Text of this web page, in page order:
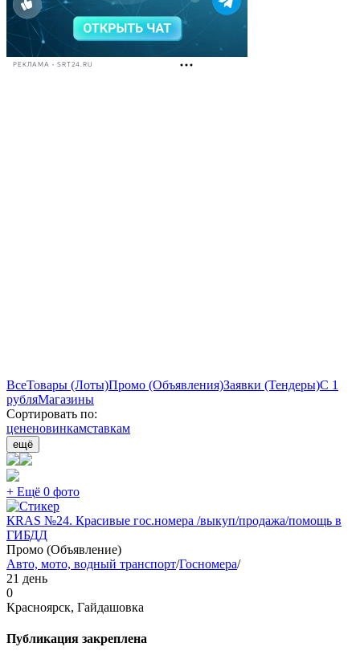
РЕКЛАМА • SRT24.RU
ВсеТовары (Лоты)Промо (Объявления)Заявки (Тендеры)С 1
рубляМагазины
Сортировать по:
цененовинкамставкам
ещё
+ Ещё 0 фото
КRAS №24. Красивые гос.номера /выкуп/продажа/помощь в
ГИБДД
Промо (Объявление)
Авто, мото, водный транспорт/Госномера/
21 день
0
Красноярск, Гайдашовка
Публикация закреплена